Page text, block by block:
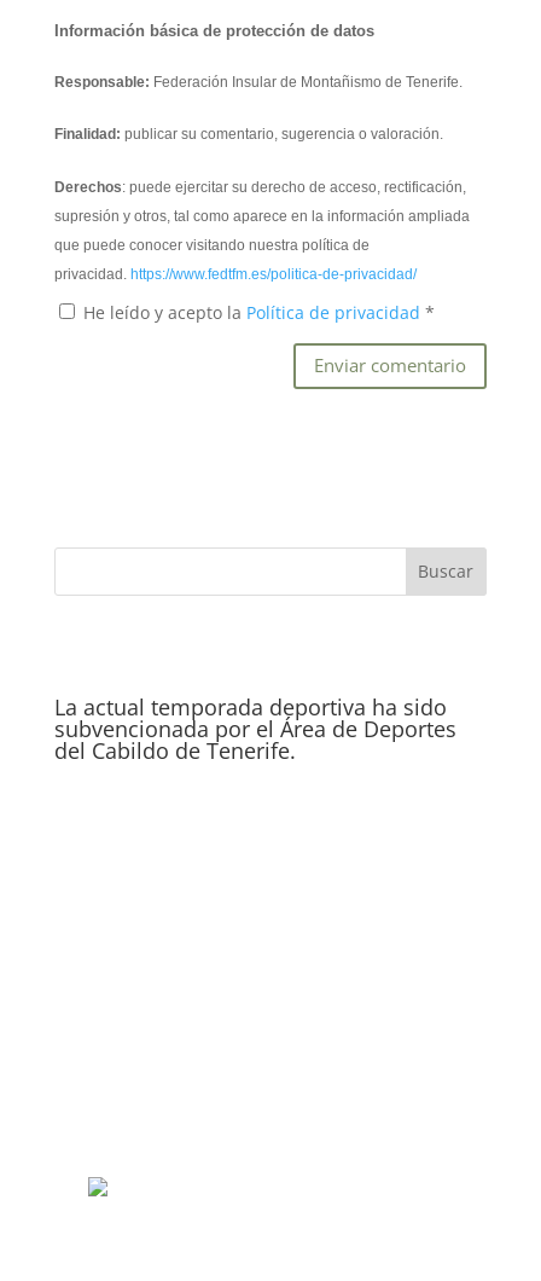
Información básica de protección de datos
Responsable: Federación Insular de Montañismo de Tenerife.
Finalidad: publicar su comentario, sugerencia o valoración.
Derechos: puede ejercitar su derecho de acceso, rectificación,
supresión y otros, tal como aparece en la información ampliada
que puede conocer visitando nuestra política de
privacidad. https://www.fedtfm.es/politica-de-privacidad/
He leído y acepto la Política de privacidad *
La actual temporada deportiva ha sido
subvencionada por el Área de Deportes
del Cabildo de Tenerife.